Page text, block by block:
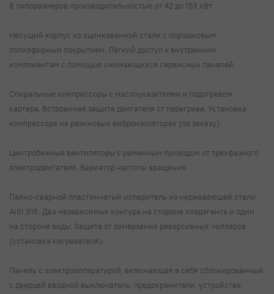
8 типоразмеров производительностью от 42 до 153 кВт.
Несущий корпус из оцинкованной стали с порошковым
полиэфирным покрытием. Лёгкий доступ к внутренним
компонентам с помощью снимающихся сервисных панелей.
Спиральные компрессоры с маслоуказателем и подогревом
картера. Встроенная защита двигателя от перегрева. Установка
компрессора на резиновых виброизоляторах (по заказу).
Центробежные вентиляторы с ременным приводом от трёхфазного
электродвигателя. Вариатор частоты вращения.
Паяно-сварной пластинчатый испаритель из нержавеющей стали
AISI 316. Два независимых контура на стороне хладагента и один
на стороне воды. Защита от замерзания реверсивных чиллеров
(установка нагревателя).
Панель с электроаппаратурой, включающая в себя сблокированный
с дверцей вводной выключатель, предохранители, устройства